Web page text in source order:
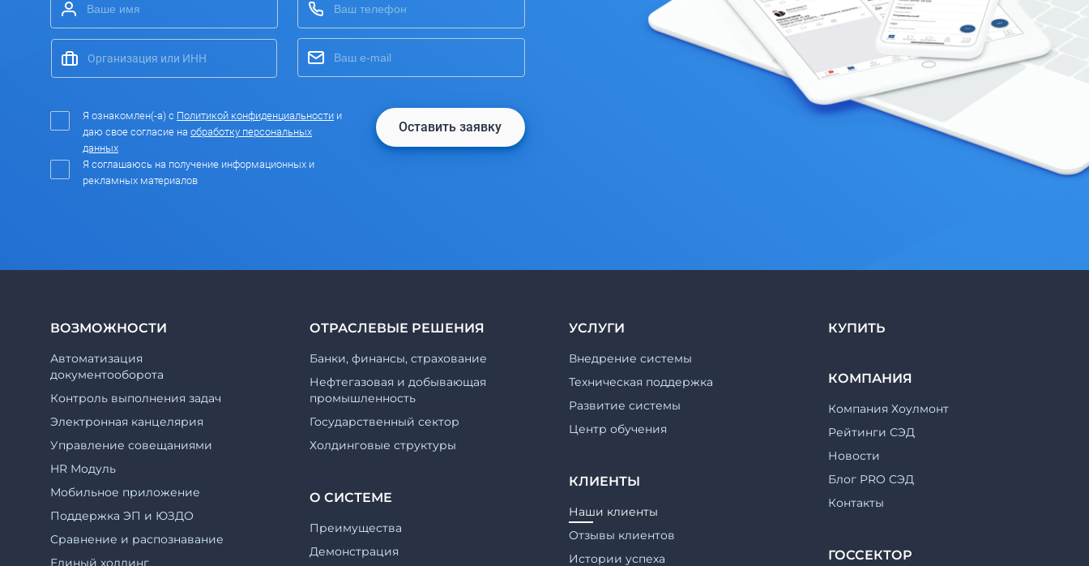
Я ознакомлен(-а) с Политикой конфиденциальности и
даю свое согласие на обработку персональных
данных
Я соглашаюсь на получение информационных и
рекламных материалов
Оставить заявку
ВОЗМОЖНОСТИ
Автоматизация
документооборота
Контроль выполнения задач
Электронная канцелярия
Управление совещаниями
HR Модуль
Мобильное приложение
Поддержка ЭП и ЮЗДО
Cравнение и распознавание
Единый холдинг
ОТРАСЛЕВЫЕ РЕШЕНИЯ
Банки, финансы, страхование
Нефтегазовая и добывающая
промышленность
Государственный сектор
Холдинговые структуры
О СИСТЕМЕ
Преимущества
Демонстрация
УСЛУГИ
Внедрение системы
Техническая поддержка
Развитие системы
Центр обучения
КЛИЕНТЫ
Наши клиенты
Отзывы клиентов
Истории успеха
КУПИТЬ
КОМПАНИЯ
Компания Хоулмонт
Рейтинги СЭД
Новости
Блог PRO СЭД
Контакты
ГОССЕКТОР